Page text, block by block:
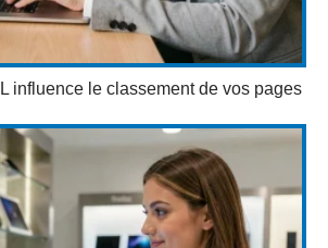
influence le classement de vos pages